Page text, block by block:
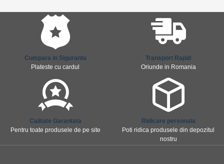
Cumpara in Siguranta
Plateste cu cardul
Transport Rapid
Oriunde in Romania
Calitate Garantata
Pentru toate produsele de pe site
Ridicare personala
Poti ridica produsele din depozitul
nostru